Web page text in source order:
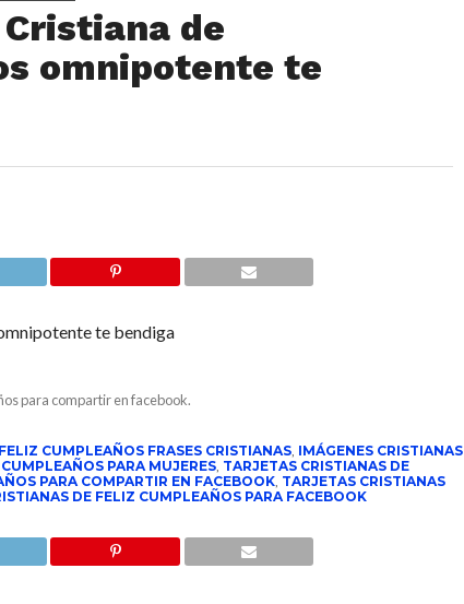
de
omnipotente te
te bendiga
para compartir en facebook.
FELIZ CUMPLEAÑOS FRASES CRISTIANAS, IMÁGENES CRISTIANAS
PARA MUJERES, TARJETAS CRISTIANAS DE
PARA COMPARTIR EN FACEBOOK, TARJETAS CRISTIANAS
DE FELIZ CUMPLEAÑOS PARA FACEBOOK